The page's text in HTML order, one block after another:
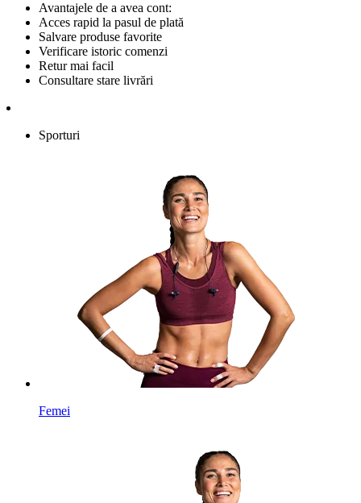
Avantajele de a avea cont:
Acces rapid la pasul de plată
Salvare produse favorite
Verificare istoric comenzi
Retur mai facil
Consultare stare livrări
Sporturi
Femei